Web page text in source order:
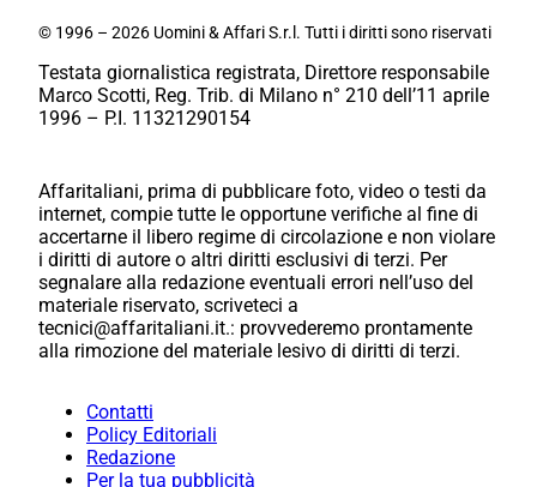
© 1996 – 2026 Uomini & Affari S.r.l. Tutti i diritti sono riservati
Testata giornalistica registrata, Direttore responsabile
Marco Scotti, Reg. Trib. di Milano n° 210 dell’11 aprile
1996 – P.I. 11321290154
Affaritaliani, prima di pubblicare foto, video o testi da
internet, compie tutte le opportune verifiche al fine di
accertarne il libero regime di circolazione e non violare
i diritti di autore o altri diritti esclusivi di terzi. Per
segnalare alla redazione eventuali errori nell’uso del
materiale riservato, scriveteci a
tecnici@affaritaliani.it.: provvederemo prontamente
alla rimozione del materiale lesivo di diritti di terzi.
Contatti
Policy Editoriali
Redazione
Per la tua pubblicità